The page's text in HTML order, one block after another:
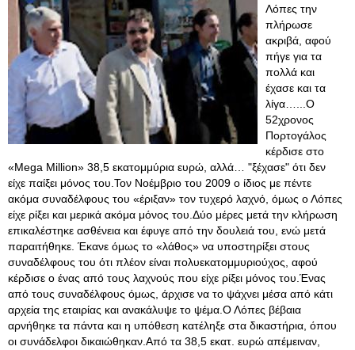
Λόπες την
πλήρωσε
ακριβά, αφού
πήγε για τα
πολλά και
έχασε και τα
λίγα…...Ο
52χρονος
Πορτογάλος
κέρδισε στο
«Mega Million» 38,5 εκατομμύρια ευρώ, αλλά… "ξέχασε" ότι δεν
είχε παίξει μόνος του.Τον Νοέμβριο του 2009 ο ίδιος με πέντε
ακόμα συναδέλφους του «έριξαν» τον τυχερό λαχνό, όμως ο Λόπες
είχε ρίξει και μερικά ακόμα μόνος του.Δύο μέρες μετά την κλήρωση
επικαλέστηκε ασθένεια και έφυγε από την δουλειά του, ενώ μετά
παραιτήθηκε. Έκανε όμως το «λάθος» να υποστηρίξει στους
συναδέλφους του ότι πλέον είναι πολυεκατομμυριούχος, αφού
κέρδισε ο ένας από τους λαχνούς που είχε ρίξει μόνος του.Ένας
από τους συναδέλφους όμως, άρχισε να το ψάχνει μέσα από κάτι
αρχεία της εταιρίας και ανακάλυψε το ψέμα.Ο Λόπες βέβαια
αρνήθηκε τα πάντα και η υπόθεση κατέληξε στα δικαστήρια, όπου
οι συνάδελφοι δικαιώθηκαν.Από τα 38,5 εκατ. ευρώ απέμειναν,